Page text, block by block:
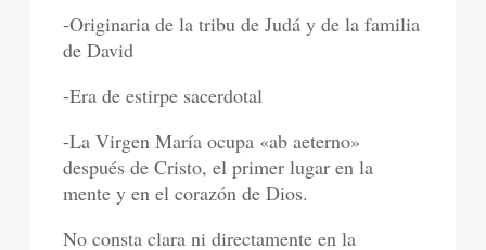
-Originaria de la tribu de Judá y de la familia
de David
-Era de estirpe sacerdotal
-La Virgen María ocupa «ab aeterno»
después de Cristo, el primer lugar en la
mente y en el corazón de Dios.
No consta clara ni directamente en la